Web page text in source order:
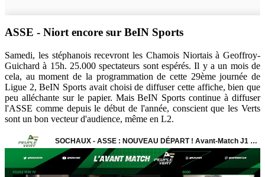
ASSE - Niort encore sur BeIN Sports
Samedi, les stéphanois recevront les Chamois Niortais à Geoffroy-
Guichard à 15h. 25.000 spectateurs sont espérés. Il y a un mois de
cela, au moment de la programmation de cette 29ème journée de
Ligue 2, BeIN Sports avait choisi de diffuser cette affiche, bien que
peu alléchante sur le papier. Mais BeIN Sports continue à diffuser
l'ASSE comme depuis le début de l'année, conscient que les Verts
sont un bon vecteur d'audience, même en L2.